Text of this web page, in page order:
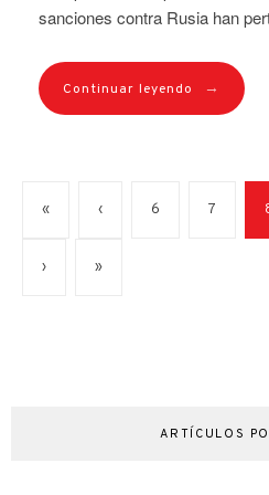
sanciones contra Rusia han
Continuar leyendo →
« ‹ 6 7
› »
ARTÍCULOS